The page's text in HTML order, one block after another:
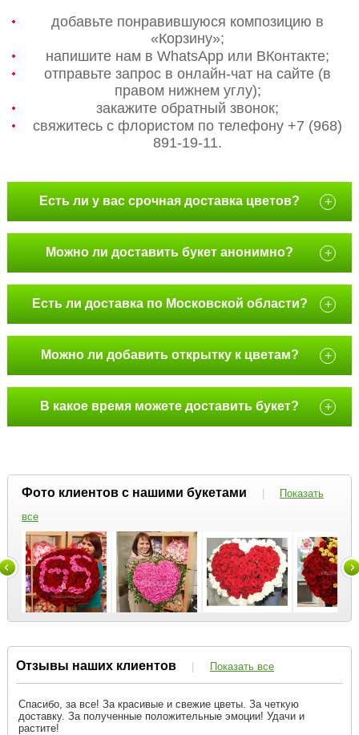
добавьте понравившуюся композицию в
«Корзину»;
напишите нам в WhatsApp или ВКонтакте;
отправьте запрос в онлайн-чат на сайте (в
правом нижнем углу);
закажите обратный звонок;
свяжитесь с флористом по телефону +7 (968)
891-19-11.
Есть ли у вас срочная доставка цветов? +
Можно ли доставить букет анонимно? +
Есть ли доставка по Московской области? +
Можно ли добавить открытку к цветам? +
В какое время можете доставить букет? +
Фото клиентов с нашими букетами |
Показать
все
Отзывы наших клиентов | Показать все
Спасибо, за все! За красивые и свежие цветы. За четкую
доставку. За полученные положительные эмоции! Удачи и
растите!